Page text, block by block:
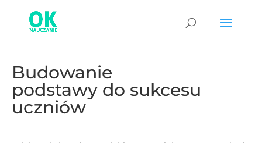
Budowanie
podstawy do sukcesu
uczniów